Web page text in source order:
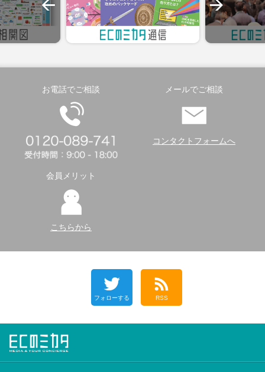
お電話でご相談 メールでご相談
コンタクトフォームへ
会員メリット
こちらから
フォローする RSS